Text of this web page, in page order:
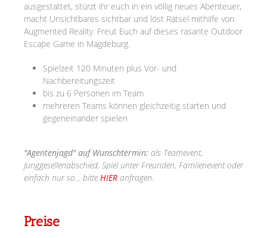
ausgestattet, stürzt ihr euch in ein völlig neues Abenteuer,
macht Unsichtbares sichtbar und löst Rätsel mithilfe von
Augmented Reality. Freut Euch auf dieses rasante Outdoor
Escape Game in Magdeburg.
Spielzeit 120 Minuten plus Vor- und
Nachbereitungszeit
bis zu 6 Personen im Team
mehreren Teams können gleichzeitig starten und
gegeneinander spielen
"Agentenjagd" auf Wunschtermin: als Teamevent,
Junggesellenabschied, Spiel unter Freunden, Familenevent oder
einfach nur so... bitte HIER anfragen.
Preise